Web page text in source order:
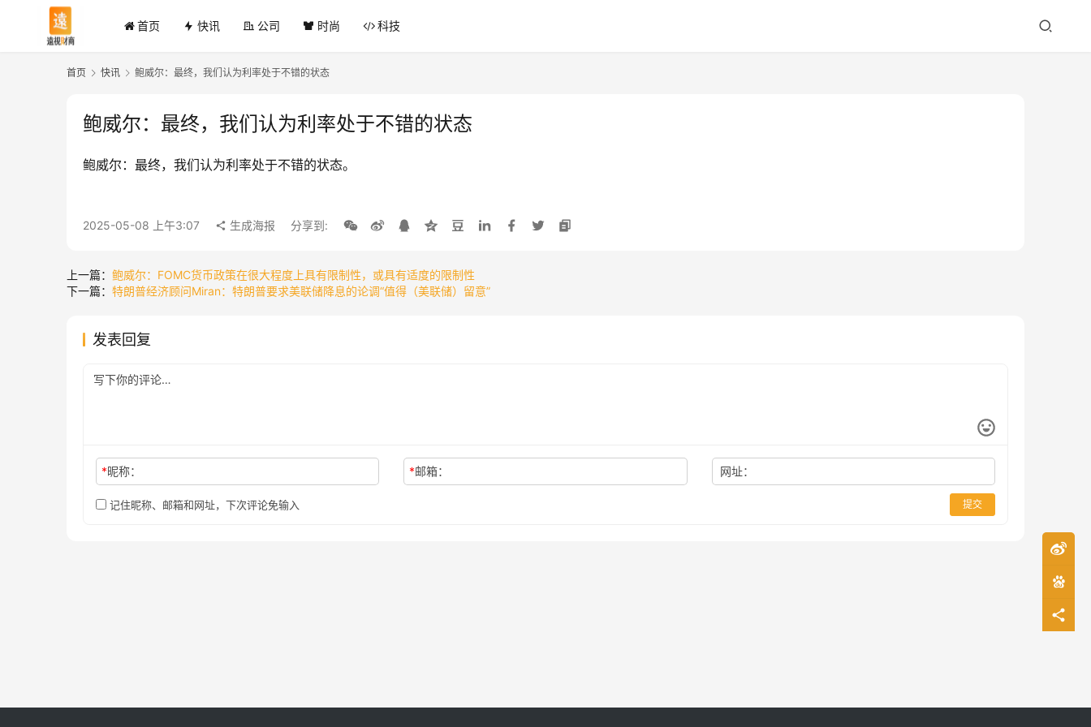
首页 快讯 公司 时尚 科技
首页 快讯 鲍威尔：最终，我们认为利率处于不错的状态
鲍威尔：最终，我们认为利率处于不错的状态
鲍威尔：最终，我们认为利率处于不错的状态。
2025-05-08 上午3:07 生成海报 分享到:
上一篇： 鲍威尔：FOMC货币政策在很大程度上具有限制性，或具有适度的限制性
下一篇： 特朗普经济顾问Miran：特朗普要求美联储降息的论调“值得（美联储）留意”
发表回复
*昵称： *邮箱： 网址：
记住昵称、邮箱和网址，下次评论免输入 提交